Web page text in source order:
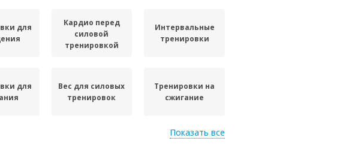
для
Кардио перед
силовой
тренировкой
Интервальные
тренировки
для
Вес для силовых
тренировок
Тренировки на
сжигание
Показать все